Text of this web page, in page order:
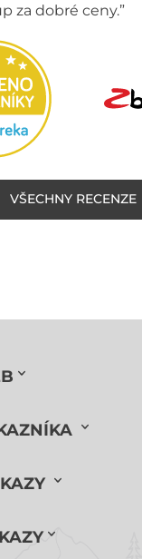
za dobré ceny.”
VŠECHNY RECENZE